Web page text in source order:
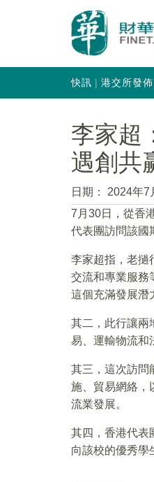
快訊 港交所發佈
李家超
遇創共
日期：
2024年7
7月30日，從香
代表團訪問該國
李家超指，老撾
交流和專業服務
這個充滿發展潛
其二，此行讓兩
易、運輸物流和
其三，這次訪問
施、貿易網絡，
流業發展。
其四，香港代表
向該校的優秀學